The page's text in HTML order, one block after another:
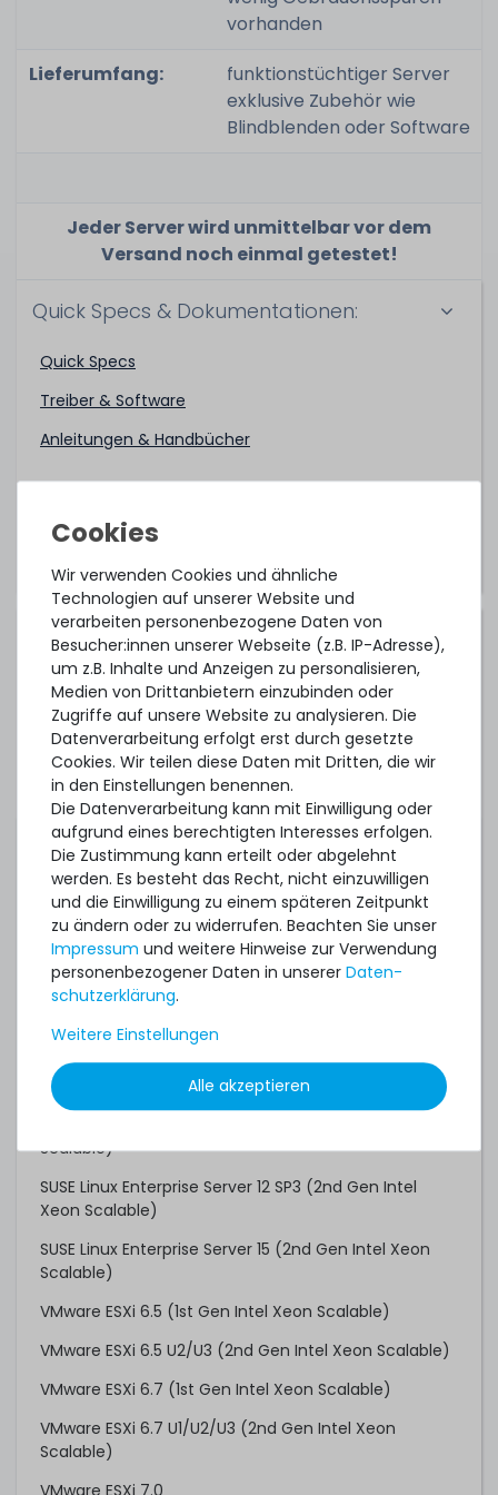
vorhanden
Lieferumfang:
funktionstüchtiger Server
exklusive Zubehör wie
Blindblenden oder Software
Jeder Server wird unmittelbar vor dem
Versand noch einmal getestet!
Quick Specs & Dokumentationen:
Quick Specs
Treiber & Software
Anleitungen & Handbücher
Hinweis:Diese Links führen auf die
Herstellerwebseite.
Kompatible Betriebssysteme:
Microsoft Windows Server 2012 R2
Microsoft Windows Server 2016
Microsoft Windows Server 2019
Microsoft Windows Server 2022
Microsoft Windows Server 2025
Red Hat Enterprise Linux 7.3 (1st Gen Intel Xeon
Scalable)
Red Hat Enterprise Linux 7.6 (2nd Gen Intel Xeon
Scalable)
Red Hat Enterprise Linux 8.0
Red Hat Enterprise Linux 9.0
Red Hat Enterprise Linux 10.0
Scalable)
SUSE Linux Enterprise Server 12 SP3 (2nd Gen Intel
Xeon Scalable)
SUSE Linux Enterprise Server 15 (2nd Gen Intel Xeon
Scalable)
VMware ESXi 6.5 (1st Gen Intel Xeon Scalable)
VMware ESXi 6.5 U2/U3 (2nd Gen Intel Xeon Scalable)
VMware ESXi 6.7 (1st Gen Intel Xeon Scalable)
VMware ESXi 6.7 U1/U2/U3 (2nd Gen Intel Xeon
Scalable)
Wir verwenden Cookies und ähnliche
Technologien auf unserer Website und
verarbeiten personenbezogene Daten von
Besucher:innen unserer Webseite (z.B. IP-Adresse),
um z.B. Inhalte und Anzeigen zu personalisieren,
Medien von Drittanbietern einzubinden oder
Zugriffe auf unsere Website zu analysieren. Die
Datenverarbeitung erfolgt erst durch gesetzte
Cookies. Wir teilen diese Daten mit Dritten, die wir
in den Einstellungen benennen.
Die Datenverarbeitung kann mit Einwilligung oder
aufgrund eines berechtigten Interesses erfolgen.
Die Zustimmung kann erteilt oder abgelehnt
werden. Es besteht das Recht, nicht einzuwilligen
und die Einwilligung zu einem späteren Zeitpunkt
zu ändern oder zu widerrufen. Beachten Sie unser
Impressum und weitere Hinweise zur Verwendung
personenbezogener Daten in unserer Daten­
schutz­erklärung.
Weitere Einstellungen
Alle akzeptieren